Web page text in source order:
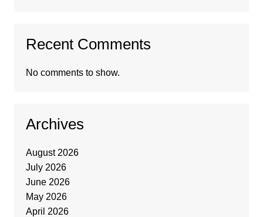
Recent Comments
No comments to show.
Archives
August 2026
July 2026
June 2026
May 2026
April 2026